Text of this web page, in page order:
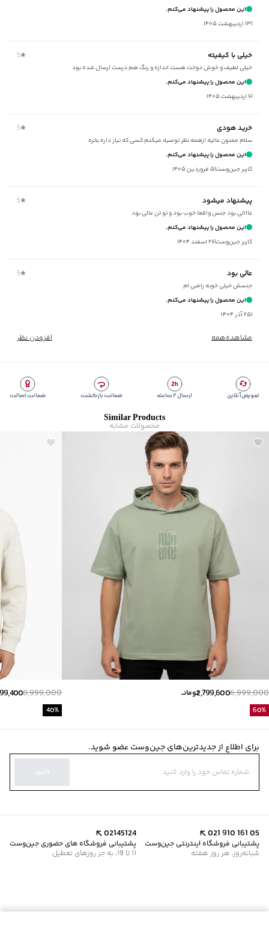
دارد
کلاه :دارد
ضخامت متوسط
نوع شستشو
دستی/ماشینی
نحوه شستشو
ماکزیمم دمای اتوکشی
مناسب برای فصول
: سرد
سایر توضیحات
:جنس 54.4% پلی‌استر 40.4% پنبه 5.2% الاستان
برند:جین وست
زیر گروه:هودی
شیوه‌برش:
Regular fit
این محصول را پیشنهاد می‌کنم.
|۱۳ اردیبهشت ۱۴۰۵
خیلی با کیفیته 5
خیلی لطیف و خوش دوخت هست اندازه و رنگ هم درست ارسال شده بود
این محصول را پیشنهاد می‌کنم.
|۶ اردیبهشت ۱۴۰۵
خريد هودی 5
سلام ممنون عالیه ازهمه نظر توصیه میکنم کسی‌ که نیاز داره بخره
این محصول را پیشنهاد می‌کنم.
کاربر جین‌وست|۵ فروردین ۱۴۰۵
پیشنهاد میشود 5
عااالی بود جنس واقعا خوب بود و تو تن عالی بود
این محصول را پیشنهاد می‌کنم.
کاربر جین‌وست|۲۶ اسفند ۱۴۰۴
عالی بود 5
جنسش خیلی خوبه راضی ام
این محصول را پیشنهاد می‌کنم.
|۲۵ آذر ۱۴۰۴
مشاهده‌همه افزودن نظر
تعویض آنلاین ارسال ۲ ساعته ضمانت بازگشت ضمانت اصالت
Similar Products
محصولات مشابه
6,999,000
2,799,600تومانــ
60%
8,999,000
40%
برای اطلاع از جدیدترین‌های جین‌وست عضو شوید.
تایید
021 910 161 05
پشتیبانی فروشگاه اینترنتی جین‌وست
شبانه‌روز، هر روز هفته
02145124
پشتیبانی فروشگاه های حضوری جین‌وست
11 تا 19، به جز روزهای تعطیل